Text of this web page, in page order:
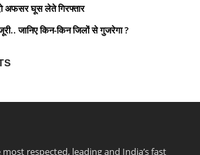
अफसर घूस लेते गिरफ्तार
जानिए किन-किन जिलों से गुजरेगा ?
respected, leading and India’s fast